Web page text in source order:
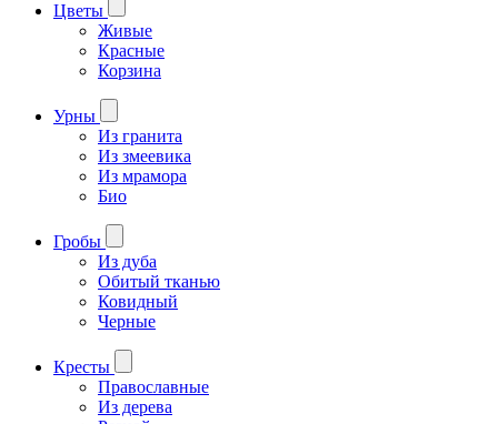
Цветы
Живые
Красные
Корзина
Урны
Из гранита
Из змеевика
Из мрамора
Био
Гробы
Из дуба
Обитый тканью
Ковидный
Черные
Кресты
Православные
Из дерева